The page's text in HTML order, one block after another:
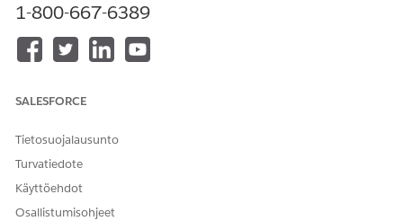
Churn-ennuste Retail Banking Customers -mittaristolle
Näytä interaktiivisia visualisointeja Retail Banking -
asiakkaiden ennustetusta vaihtumisesta lisäämällä
RATKAISIKO TÄMÄ ARTIKKELI ONGELMASI?
Anna palautetta, jotta voimme kehittyä!
1-800-667-6389
SALESFORCE
Tietosuojalausunto
Turvatiedote
Käyttöehdot
Osallistumisohjeet